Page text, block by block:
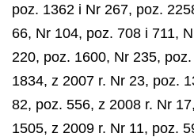
poz. 1362 i Nr 267, poz.
66, Nr 104, poz. 708 i 711,
220, poz. 1600, Nr 235,
1834, z 2007 r. Nr 23, poz.
82, poz. 556, z 2008 r. Nr
1505, z 2009 r. Nr 11, poz.